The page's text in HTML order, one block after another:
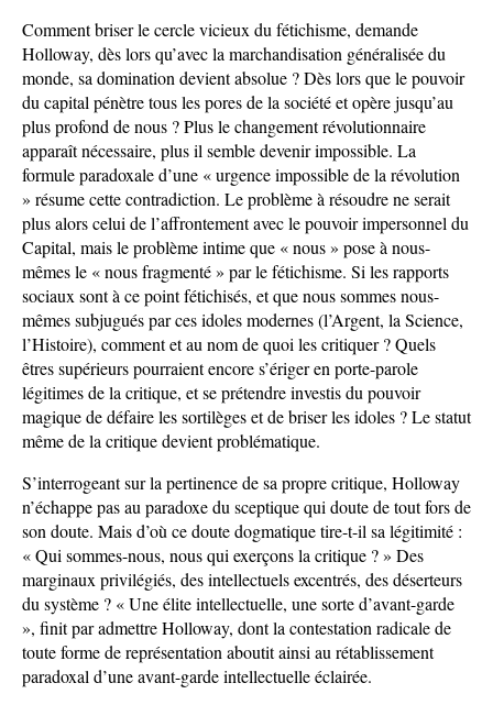
Comment briser le cercle vicieux du fétichisme, demande
Holloway, dès lors qu’avec la marchandisation généralisée du
monde, sa domination devient absolue ? Dès lors que le pouvoir
du capital pénètre tous les pores de la société et opère jusqu’au
plus profond de nous ? Plus le changement révolutionnaire
apparaît nécessaire, plus il semble devenir impossible. La
formule paradoxale d’une « urgence impossible de la révolution
» résume cette contradiction. Le problème à résoudre ne serait
plus alors celui de l’affrontement avec le pouvoir impersonnel du
Capital, mais le problème intime que « nous » pose à nous-
mêmes le « nous fragmenté » par le fétichisme. Si les rapports
sociaux sont à ce point fétichisés, et que nous sommes nous-
mêmes subjugués par ces idoles modernes (l’Argent, la Science,
l’Histoire), comment et au nom de quoi les critiquer ? Quels
êtres supérieurs pourraient encore s’ériger en porte-parole
légitimes de la critique, et se prétendre investis du pouvoir
magique de défaire les sortilèges et de briser les idoles ? Le statut
même de la critique devient problématique.
S’interrogeant sur la pertinence de sa propre critique, Holloway
n’échappe pas au paradoxe du sceptique qui doute de tout fors de
son doute. Mais d’où ce doute dogmatique tire-t-il sa légitimité :
« Qui sommes-nous, nous qui exerçons la critique ? » Des
marginaux privilégiés, des intellectuels excentrés, des déserteurs
du système ? « Une élite intellectuelle, une sorte d’avant-garde
», finit par admettre Holloway, dont la contestation radicale de
toute forme de représentation aboutit ainsi au rétablissement
paradoxal d’une avant-garde intellectuelle éclairée.